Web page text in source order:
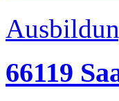
66119